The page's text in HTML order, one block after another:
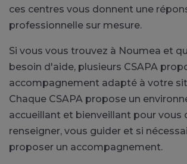
ces centres vous donnent une
professionnelle sur mesure.
Si vous vous trouvez à Noumea et
besoin d'aide, plusieurs CSAPA
accompagnement adapté à votre
Chaque CSAPA propose un
accueillant et bienveillant pour vous
renseigner, vous guider et si
proposer un accompagnement.